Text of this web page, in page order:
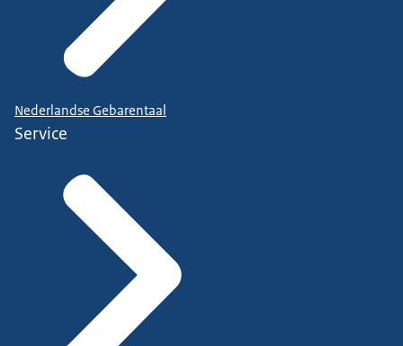
Nederlandse Gebarentaal
Service